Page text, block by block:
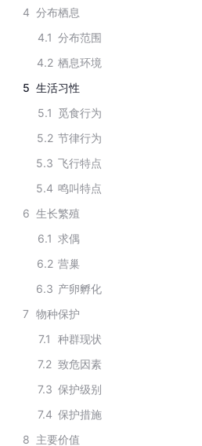
4 分布栖息
4.1 分布范围
4.2 栖息环境
5 生活习性
5.1 觅食行为
5.2 节律行为
5.3 飞行特点
5.4 鸣叫特点
6 生长繁殖
6.1 求偶
6.2 营巢
6.3 产卵孵化
7 物种保护
7.1
种群现状
7.2 致危因素
7.3 保护级别
7.4 保护措施
8 主要价值